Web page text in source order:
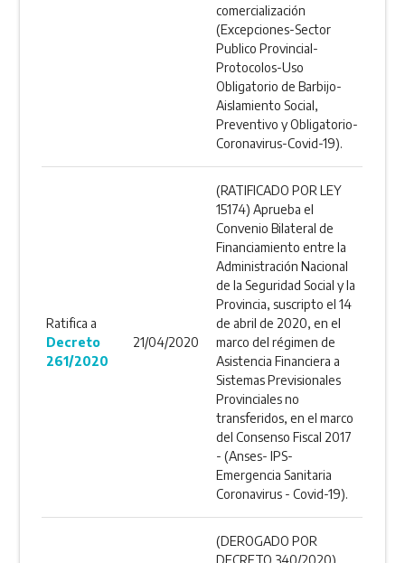
comercialización
(Excepciones-Sector
Publico Provincial-
Protocolos-Uso
Obligatorio de Barbijo-
Aislamiento Social,
Preventivo y Obligatorio-
Coronavirus-Covid-19).
Ratifica a
Decreto
261/2020
21/04/2020
(RATIFICADO POR LEY
15174) Aprueba el
Convenio Bilateral de
Financiamiento entre la
Administración Nacional
de la Seguridad Social y la
Provincia, suscripto el 14
de abril de 2020, en el
marco del régimen de
Asistencia Financiera a
Sistemas Previsionales
Provinciales no
transferidos, en el marco
del Consenso Fiscal 2017
- (Anses- IPS-
Emergencia Sanitaria
Coronavirus - Covid-19).
(DEROGADO POR
DECRETO 340/2020)